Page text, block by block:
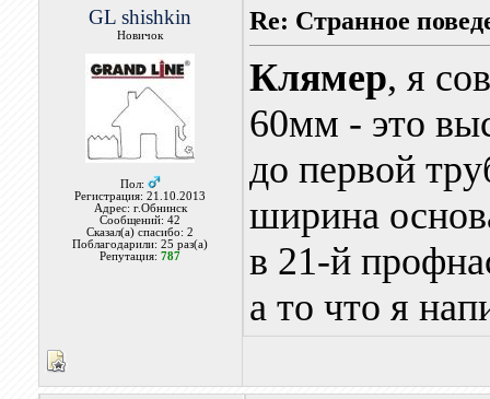
GL shishkin
Новичок
Пол:
Регистрация: 21.10.2013
Адрес: г.Обнинск
Сообщений: 42
Сказал(а) спасибо: 2
Поблагодарили: 25 раз(а)
Репутация:787
Re: Странное
Клямер, я
60мм - это
до первой
ширина
в 21-й
а то что я